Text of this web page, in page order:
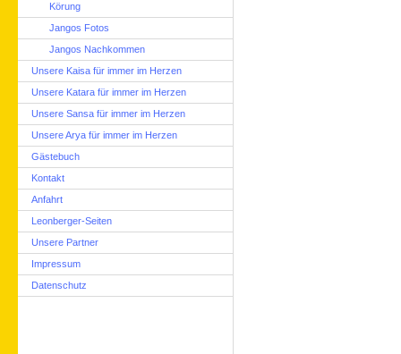
Körung
Jangos Fotos
Jangos Nachkommen
Unsere Kaisa für immer im Herzen
Unsere Katara für immer im Herzen
Unsere Sansa für immer im Herzen
Unsere Arya für immer im Herzen
Gästebuch
Kontakt
Anfahrt
Leonberger-Seiten
Unsere Partner
Impressum
Datenschutz